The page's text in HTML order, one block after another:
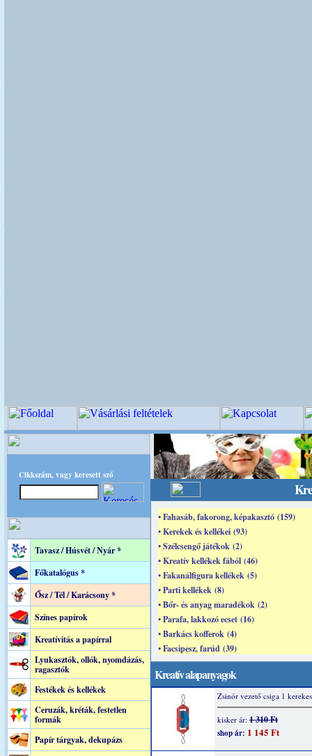
Cikkszám, vagy keresett szó
Tavasz / Húsvét / Nyár *
Főkatalógus *
Ősz / Tél / Karácsony *
Színes papírok
Kreatívitás a papírral
Lyukasztók, ollók, nyomdázás,
ragasztók
Festékek és kellékek
Ceruzák, kréták, festetlen
formák
Papír tárgyak, dekupázs
• Fahasáb, fakorong, képakasztó (159)
• Kerekek és kellékei (93)
• Szélcsengő játékok (2)
• Kreatív kellékek fából (46)
• Fakanálfigura kellékek (5)
• Parti kellékek (8)
• Bőr- és anyag maradékok (2)
• Parafa, lakkozó ecset (16)
• Barkács kofferok (4)
• Facsipesz, farúd (39)
Kreatív alapanyagok
Zsinór vezető csiga 1
kisker ár: 1 310 Ft
shop ár: 1 145 Ft